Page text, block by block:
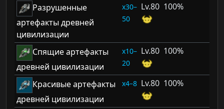
Разрушенные
артефакты древней
цивилизации
30–
50
80 100%
Спящие артефакты
древней цивилизации
10–
20
80 100%
Красивые артефакты
древней цивилизации
4–8 80 100%